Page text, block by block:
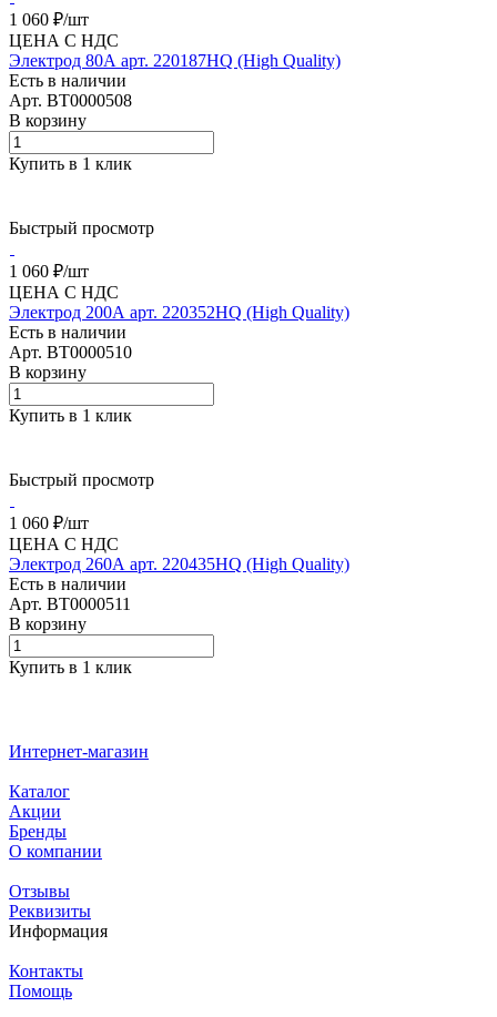
1 060 ₽/шт
ЦЕНА С НДС
Электрод 80А арт. 220187HQ (High Quality)
Есть в наличии
Арт. BT0000508
В корзину
Купить в 1 клик
Быстрый просмотр
1 060 ₽/шт
ЦЕНА С НДС
Электрод 200А арт. 220352HQ (High Quality)
Есть в наличии
Арт. BT0000510
В корзину
Купить в 1 клик
Быстрый просмотр
1 060 ₽/шт
ЦЕНА С НДС
Электрод 260А арт. 220435HQ (High Quality)
Есть в наличии
Арт. BT0000511
В корзину
Купить в 1 клик
Интернет-магазин
Каталог
Акции
Бренды
О компании
Отзывы
Реквизиты
Информация
Контакты
Помощь